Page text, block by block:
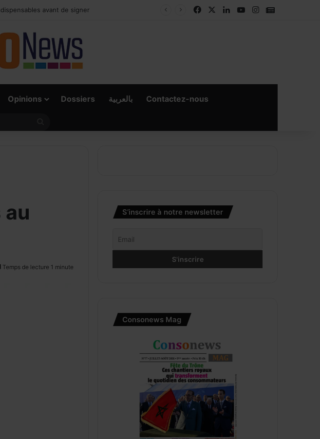
sans surconsommer FacebookLinkedinYouTubeInstagram
Opinions Dossiers بالعربية Contactez-nous
Temps de lecture 1 minute
S’inscrire à notre newsletter
Consonews Mag